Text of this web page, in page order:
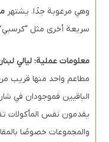
وهي مرغوبة جدًا. يشتهر
سريعة أخرى مثل
معلومات عملية: ليالي
مطاعم واحد منها قريب
الباقيين فموجودان في
يقدمون نفس المأكولات
والمجموعات خصوصًا